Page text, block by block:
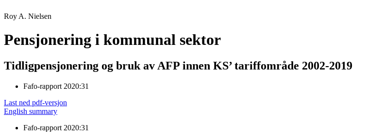
Roy A. Nielsen
Pensjonering i kommunal sektor
Tidligpensjonering og bruk av AFP innen KS’ tariffområde 2002-2019
Fafo-rapport 2020:31
Last ned pdf-versjon
English summary
Fafo-rapport 2020:31